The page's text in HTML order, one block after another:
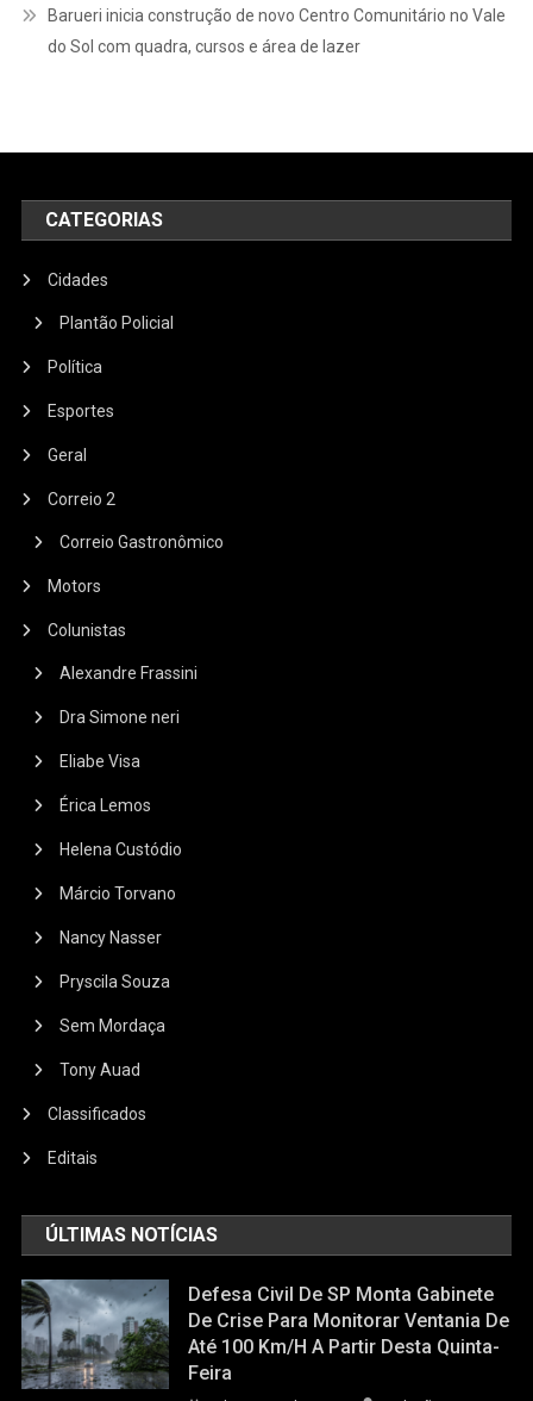
Barueri inicia construção de novo Centro Comunitário no Vale
do Sol com quadra, cursos e área de lazer
CATEGORIAS
Cidades
Plantão Policial
Política
Esportes
Geral
Correio 2
Correio Gastronômico
Motors
Colunistas
Alexandre Frassini
Dra Simone neri
Eliabe Visa
Érica Lemos
Helena Custódio
Márcio Torvano
Nancy Nasser
Pryscila Souza
Sem Mordaça
Tony Auad
Classificados
Editais
ÚLTIMAS NOTÍCIAS
Defesa Civil De SP Monta Gabinete
De Crise Para Monitorar Ventania De
Até 100 Km/h A Partir Desta Quinta-
Feira